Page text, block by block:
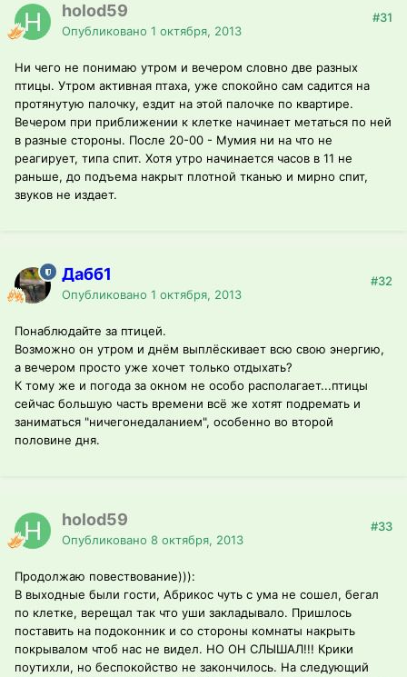
holod59
Опубликовано 1 октября, 2013
#31
Ни чего не понимаю утром и вечером словно две разных
птицы. Утром активная птаха, уже спокойно сам садится на
протянутую палочку, ездит на этой палочке по квартире.
Вечером при приближении к клетке начинает метаться по ней
в разные стороны. После 20-00 - Мумия ни на что не
реагирует, типа спит. Хотя утро начинается часов в 11 не
раньше, до подъема накрыт плотной тканью и мирно спит,
звуков не издает.
Дабб1
Опубликовано 1 октября, 2013
#32
Понаблюдайте за птицей.
Возможно он утром и днём выплёскивает всю свою энергию,
а вечером просто уже хочет только отдыхать?
К тому же и погода за окном не особо располагает...птицы
сейчас большую часть времени всё же хотят подремать и
заниматься "ничегонедаланием", особенно во второй
половине дня.
holod59
Опубликовано 8 октября, 2013
#33
Продолжаю повествование))):
В выходные были гости, Абрикос чуть с ума не сошел, бегал
по клетке, верещал так что уши закладывало. Пришлось
поставить на подоконник и со стороны комнаты накрыть
покрывалом чтоб нас не видел. НО ОН СЛЫШАЛ!!! Крики
поутихли, но беспокойство не закончилось. На следующий